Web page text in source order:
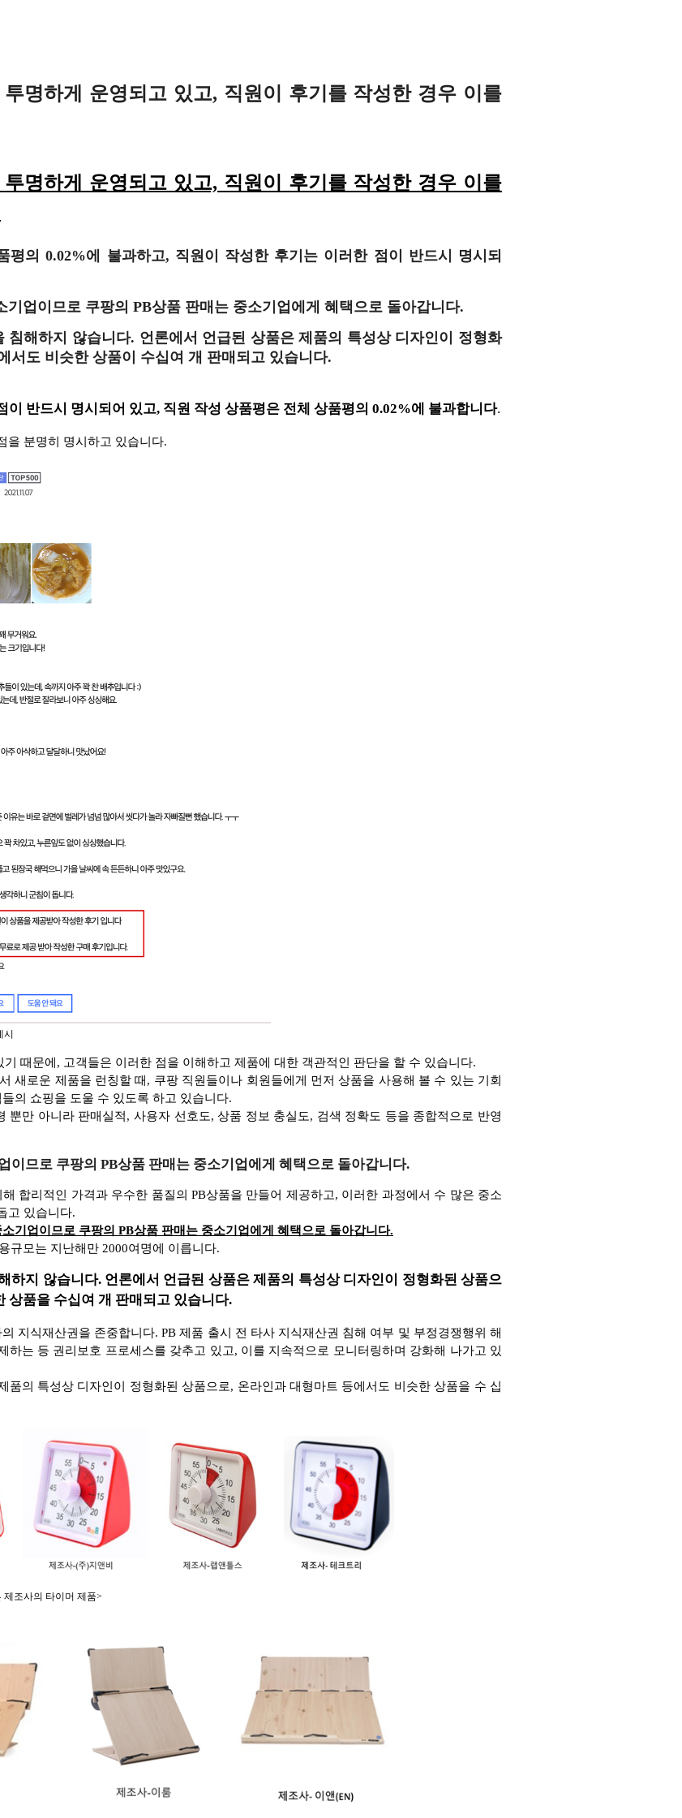
명하게 운영되고 있고, 직원이 후기를 작성한 경우 이를
명하게 운영되고 있고, 직원이 후기를 작성한 경우 이를
평의 0.02%에 불과하고, 직원이 작성한 후기는 이러한 점이 반드시 명시되
기업이므로 쿠팡의 PB상품 판매는 중소기업에게 혜택으로 돌아갑니다.
침해하지 않습니다. 언론에서 언급된 상품은 제품의 특성상 디자인이 정형화
서도 비슷한 상품이 수십여 개 판매되고 있습니다.
이 반드시 명시되어 있고, 직원 작성 상품평은 전체 상품평의 0.02%에 불과합니다.
을 분명히 명시하고 있습니다.
때문에, 고객들은 이러한 점을 이해하고 제품에 대한 객관적인 판단을 할 수 있습니다.
새로운 제품을 런칭할 때, 쿠팡 직원들이나 회원들에게 먼저 상품을 사용해 볼 수 있는 기회
의 쇼핑을 도울 수 있도록 하고 있습니다.
뿐만 아니라 판매실적, 사용자 선호도, 상품 정보 충실도, 검색 정확도 등을 종합적으로 반영
이므로 쿠팡의 PB상품 판매는 중소기업에게 혜택으로 돌아갑니다.
합리적인 가격과 우수한 품질의 PB상품을 만들어 제공하고, 이러한 과정에서 수 많은 중소
고 있습니다.
기업이므로 쿠팡의 PB상품 판매는 중소기업에게 혜택으로 돌아갑니다.
규모는 지난해만 2000여명에 이릅니다.
하지 않습니다. 언론에서 언급된 상품은 제품의 특성상 디자인이 정형화된 상품으
상품을 수십여 개 판매되고 있습니다.
지식재산권을 존중합니다. PB 제품 출시 전 타사 지식재산권 침해 여부 및 부정경쟁행위 해
하는 등 권리보호 프로세스를 갖추고 있고, 이를 지속적으로 모니터링하며 강화해 나가고 있
품의 특성상 디자인이 정형화된 상품으로, 온라인과 대형마트 등에서도 비슷한 상품을 수 십
조사의 타이머 제품>